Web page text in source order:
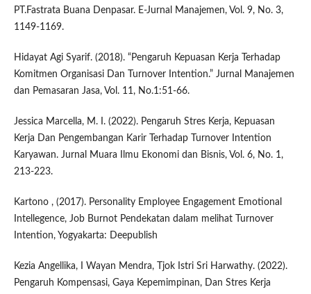
PT.Fastrata Buana Denpasar. E-Jurnal Manajemen, Vol. 9, No. 3,
1149-1169.
Hidayat Agi Syarif. (2018). “Pengaruh Kepuasan Kerja Terhadap
Komitmen Organisasi Dan Turnover Intention.” Jurnal Manajemen
dan Pemasaran Jasa, Vol. 11, No.1:51-66.
Jessica Marcella, M. I. (2022). Pengaruh Stres Kerja, Kepuasan
Kerja Dan Pengembangan Karir Terhadap Turnover Intention
Karyawan. Jurnal Muara Ilmu Ekonomi dan Bisnis, Vol. 6, No. 1,
213-223.
Kartono , (2017). Personality Employee Engagement Emotional
Intellegence, Job Burnot Pendekatan dalam melihat Turnover
Intention, Yogyakarta: Deepublish
Kezia Angellika, I Wayan Mendra, Tjok Istri Sri Harwathy. (2022).
Pengaruh Kompensasi, Gaya Kepemimpinan, Dan Stres Kerja